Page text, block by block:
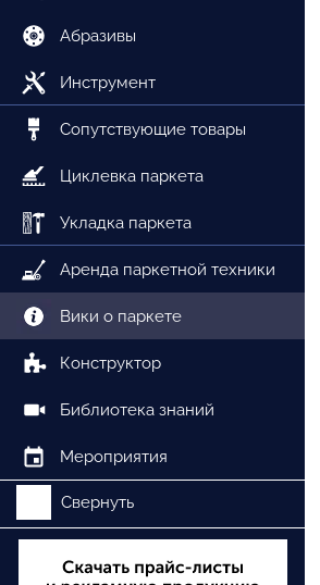
Абразивы
Инструмент
Сопутствующие товары
Циклевка паркета
Укладка паркета
Аренда паркетной техники
Вики о паркете
Конструктор
Библиотека знаний
Мероприятия
Свернуть